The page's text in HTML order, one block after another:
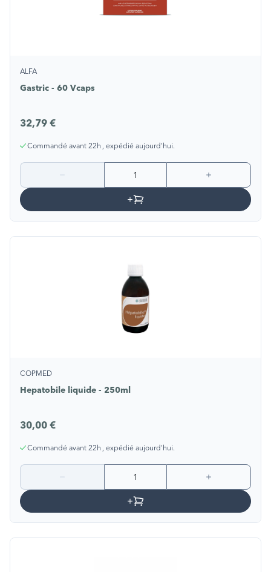
ALFA
Gastric - 60 Vcaps
32,79 €
Commandé avant 22h , expédié aujourd'hui.
COPMED
Hepatobile liquide - 250ml
30,00 €
Commandé avant 22h , expédié aujourd'hui.